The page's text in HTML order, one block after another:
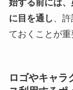
始する前には
に目を通し 、
ておくことが重
ロゴやキャラ